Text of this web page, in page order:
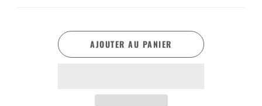
AJOUTER AU PANIER